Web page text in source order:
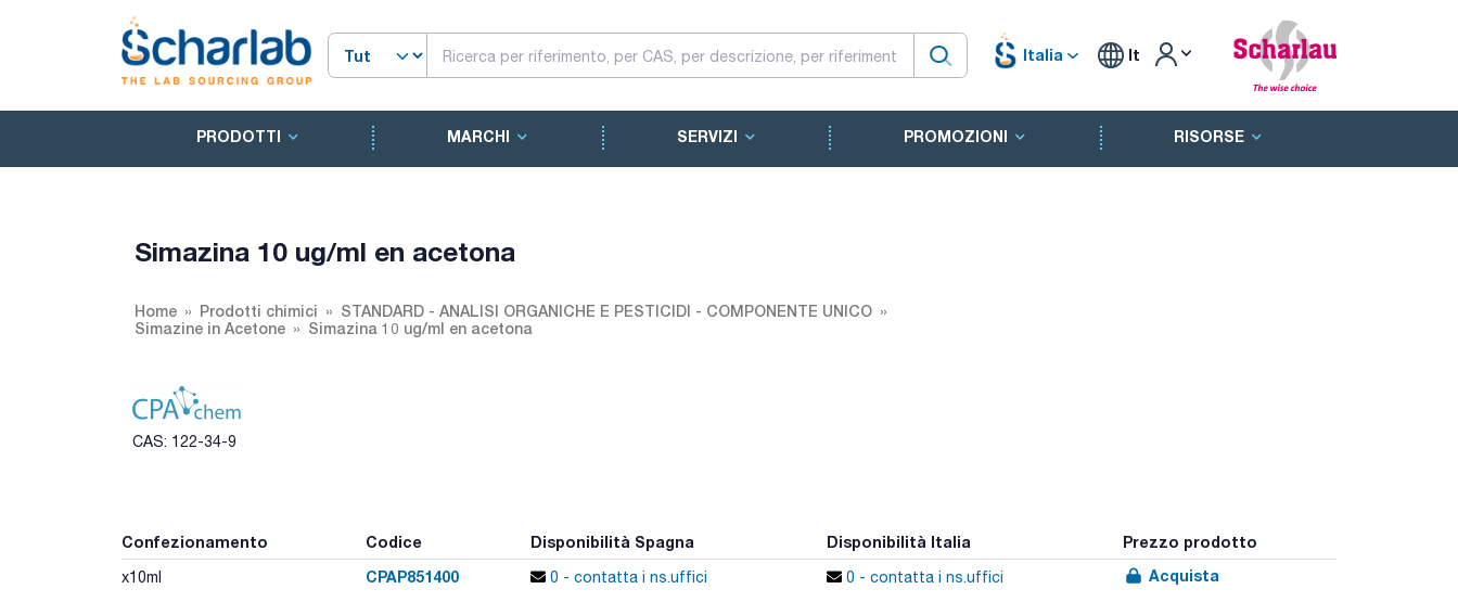
Italia It
PRODOTTI MARCHI SERVIZI PROMOZIONI RISORSE
Simazina 10 ug/ml en acetona
Home Prodotti chimici
STANDARD - ANALISI ORGANICHE E PESTICIDI - COMPONENTE UNICO
Simazine in Acetone
Simazina 10 ug/ml en acetona
CAS: 122-34-9
Confezionamento Codice Disponibilità Spagna Disponibilità Italia Prezzo prodotto
x10ml CPAP851400 0 - contatta i ns.uffici 0 - contatta i ns.uffici Acquista